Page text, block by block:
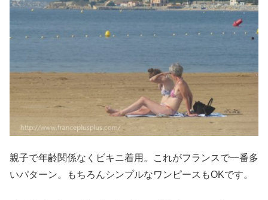
親子で年齢関係なくビキニ着用。これがフランスで一番多
いパターン。もちろんシンプルなワンピースもOKです。